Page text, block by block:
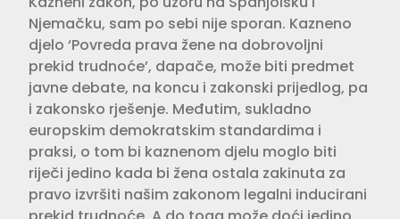
Njemačku, sam po sebi nije sporan. Kazneno
djelo ‘Povreda prava žene na dobrovoljni
prekid trudnoće’, dapače, može biti predmet
javne debate, na koncu i zakonski prijedlog, pa
i zakonsko rješenje. Međutim, sukladno
europskim demokratskim standardima i
praksi, o tom bi kaznenom djelu moglo biti
riječi jedino kada bi žena ostala zakinuta za
pravo izvršiti našim zakonom legalni inducirani